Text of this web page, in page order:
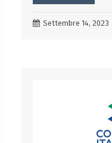
Settembre 14, 2023